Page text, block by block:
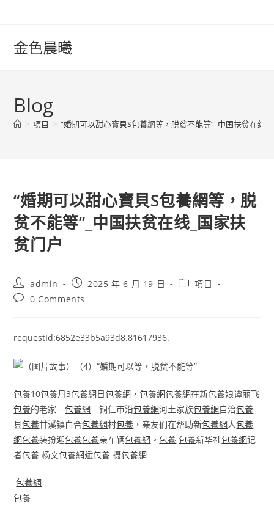
content金色晨曦
Blog
> 項目 > “婚期可以甜心寶貝S包養網等，脱贫不能等”_中国扶贫在线_
“婚期可以甜心寶貝S包養網等，脱
贫不能等”_中国扶贫在线_国家扶
贫门户
Post
author:
admin
Post
published:
2025 年 6 月 19 日
Post項目
Post0 Comments
requestId:6852e33b5a93d8.81617936.
包養10包養月3包養網日包養網 ，包養網包養網在新包養娘谭丽飞
包養的老家—包養網—铜仁市沿包養網河土家族包養網自治包養
县包養甘溪镇白合包養網村包養 ，亲友们在帮助新包養網人包養
網包養装扮迎包養包養亲车辆包養網 。包養 包養新华社包養網记
者包養 杨文包養網斌包養 摄包養網
包養網
包養